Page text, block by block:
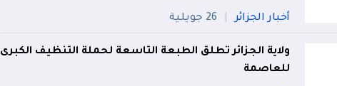
أخبار الجزائر 26 جويلية
ولاية الجزائر تطلق الطبعة التاسعة لحملة التنظيف الكبرى
للعاصمة